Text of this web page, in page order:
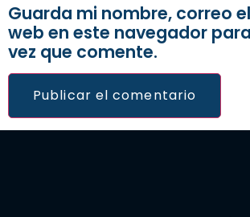
Guarda mi nombre, correo
web en este navegador
vez que comente.